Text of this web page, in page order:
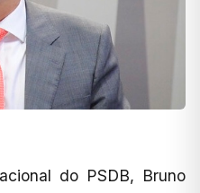
do PSDB, Bruno